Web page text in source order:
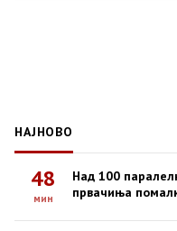
НАЈНОВО
48
мин
Над 100
првачиња